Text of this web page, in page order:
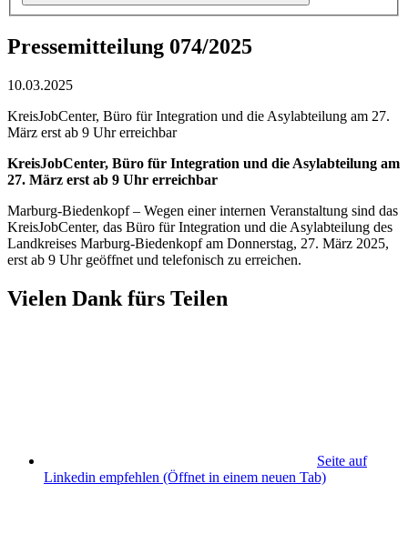
Pressemitteilung 074/2025
10.03.2025
KreisJobCenter, Büro für Integration und die Asylabteilung am 27.
März erst ab 9 Uhr erreichbar
KreisJobCenter, Büro für Integration und die Asylabteilung am
27. März erst ab 9 Uhr erreichbar
Marburg-Biedenkopf – Wegen einer internen Veranstaltung sind das
KreisJobCenter, das Büro für Integration und die Asylabteilung des
Landkreises Marburg-Biedenkopf am Donnerstag, 27. März 2025,
erst ab 9 Uhr geöffnet und telefonisch zu erreichen.
Vielen Dank fürs Teilen
Seite auf
Linkedin empfehlen (Öffnet in einem neuen Tab)